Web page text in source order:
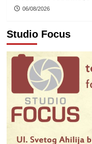
06/08/2026
Studio Focus